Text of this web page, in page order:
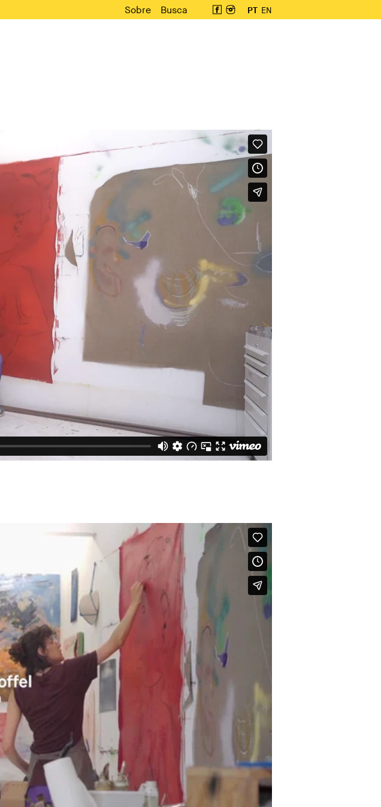
Sobre Busca PT EN